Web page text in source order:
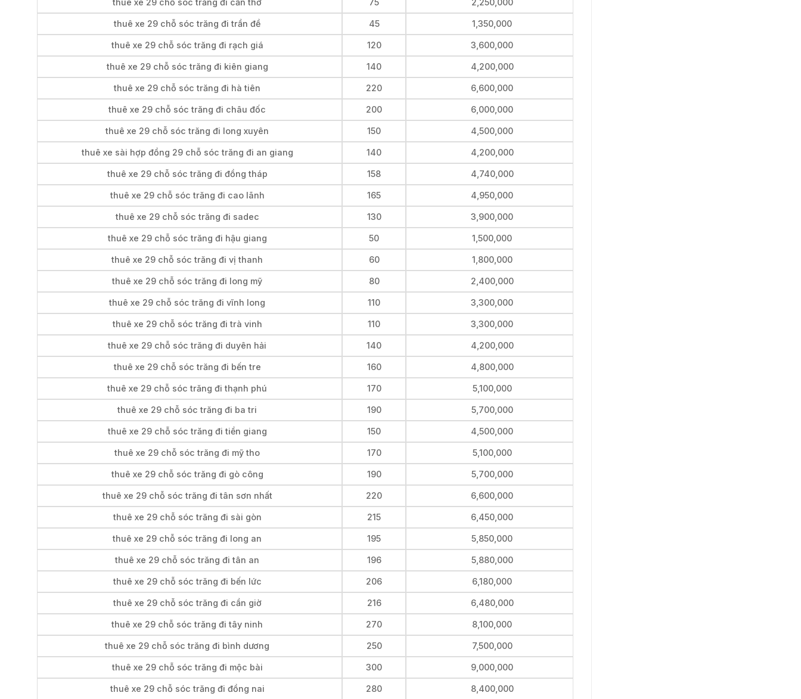
thuê xe 29 chỗ sóc trăng đi cần thơ 75 2,250,000
thuê xe 29 chỗ sóc trăng đi trần đề 45 1,350,000
thuê xe 29 chỗ sóc trăng đi rạch giá 120 3,600,000
thuê xe 29 chỗ sóc trăng đi kiên giang 140 4,200,000
thuê xe 29 chỗ sóc trăng đi hà tiên 220 6,600,000
thuê xe 29 chỗ sóc trăng đi châu đốc 200 6,000,000
thuê xe 29 chỗ sóc trăng đi long xuyên 150 4,500,000
thuê xe sài hợp đồng 29 chỗ sóc trăng đi an giang 140 4,200,000
thuê xe 29 chỗ sóc trăng đi đồng tháp 158 4,740,000
thuê xe 29 chỗ sóc trăng đi cao lãnh 165 4,950,000
thuê xe 29 chỗ sóc trăng đi sadec 130 3,900,000
thuê xe 29 chỗ sóc trăng đi hậu giang 50 1,500,000
thuê xe 29 chỗ sóc trăng đi vị thanh 60 1,800,000
thuê xe 29 chỗ sóc trăng đi long mỹ 80 2,400,000
thuê xe 29 chỗ sóc trăng đi vĩnh long 110 3,300,000
thuê xe 29 chỗ sóc trăng đi trà vinh 110 3,300,000
thuê xe 29 chỗ sóc trăng đi duyên hải 140 4,200,000
thuê xe 29 chỗ sóc trăng đi bến tre 160 4,800,000
thuê xe 29 chỗ sóc trăng đi thạnh phú 170 5,100,000
thuê xe 29 chỗ sóc trăng đi ba tri 190 5,700,000
thuê xe 29 chỗ sóc trăng đi tiền giang 150 4,500,000
thuê xe 29 chỗ sóc trăng đi mỹ tho 170 5,100,000
thuê xe 29 chỗ sóc trăng đi gò công 190 5,700,000
thuê xe 29 chỗ sóc trăng đi tân sơn nhất 220 6,600,000
thuê xe 29 chỗ sóc trăng đi sài gòn 215 6,450,000
thuê xe 29 chỗ sóc trăng đi long an 195 5,850,000
thuê xe 29 chỗ sóc trăng đi tân an 196 5,880,000
thuê xe 29 chỗ sóc trăng đi bến lức 206 6,180,000
thuê xe 29 chỗ sóc trăng đi cần giờ 216 6,480,000
thuê xe 29 chỗ sóc trăng đi tây ninh 270 8,100,000
thuê xe 29 chỗ sóc trăng đi bình dương 250 7,500,000
thuê xe 29 chỗ sóc trăng đi mộc bài 300 9,000,000
thuê xe 29 chỗ sóc trăng đi đồng nai 280 8,400,000